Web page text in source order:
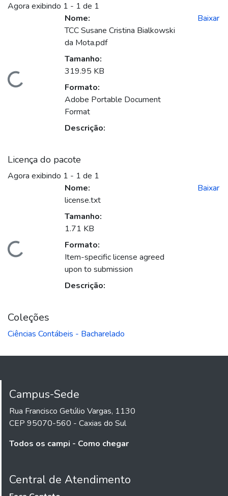
Agora exibindo 1 - 1 de 1
Carregando...
Nome:
TCC Susane Cristina Bialkowski
da Mota.pdf
Tamanho:
319.95 KB
Formato:
Adobe Portable Document
Format
Descrição:
Baixar
Licença do pacote
Agora exibindo 1 - 1 de 1
Carregando...
Nome:
license.txt
Tamanho:
1.71 KB
Formato:
Item-specific license agreed
upon to submission
Descrição:
Baixar
Coleções
Ciências Contábeis - Bacharelado
Campus-Sede
Rua Francisco Getúlio Vargas, 1130
CEP 95070-560 - Caxias do Sul
Todos os campi - Como chegar
Central de Atendimento